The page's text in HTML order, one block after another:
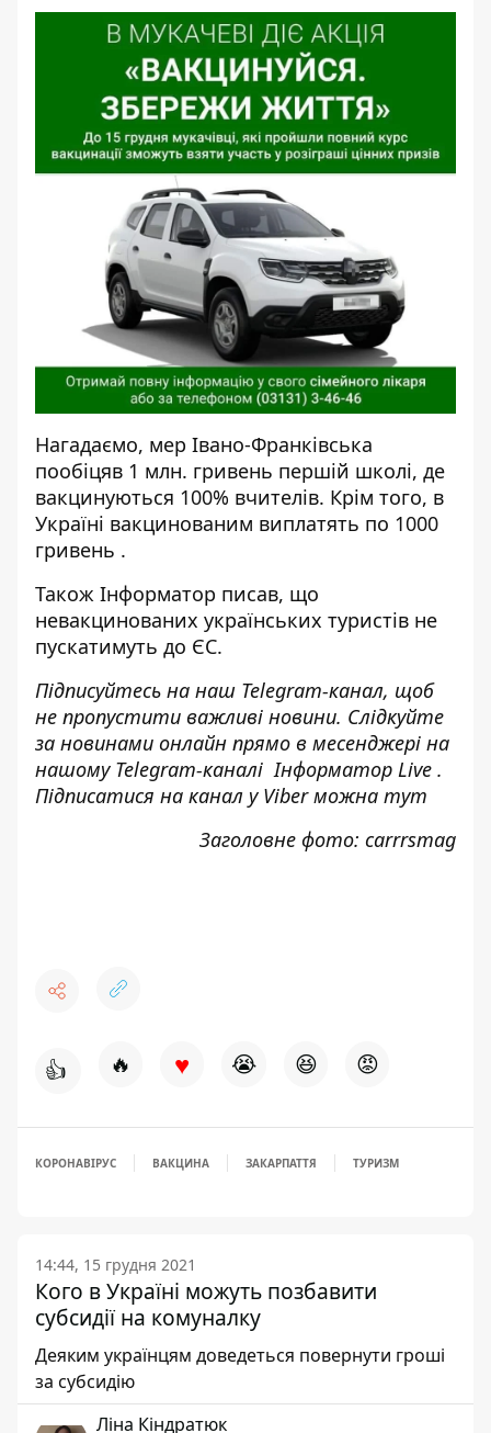
Нагадаємо, мер Івано-Франківська
пообіцяв 1 млн. гривень першій школі, де
вакцинуються 100% вчителів. Крім того, в
Україні вакцинованим виплатять по 1000
гривень .
Також Інформатор писав, що
невакцинованих українських туристів не
пускатимуть до ЄС.
Підписуйтесь на наш Telegram-канал, щоб
не пропустити важливі новини. Слідкуйте
за новинами онлайн прямо в месенджері на
нашому Telegram-каналі Інформатор Live .
Підписатися на канал у Viber можна тут
Заголовне фото: carrrsmag
👍 🔥 ♥ 😭 😆 😡
КОРОНАВІРУС ВАКЦИНА ЗАКАРПАТТЯ ТУРИЗМ
14:44, 15 грудня 2021
Кого в Україні можуть позбавити
субсидії на комуналку
Деяким українцям доведеться повернути гроші
за субсидію
Ліна Кіндратюк